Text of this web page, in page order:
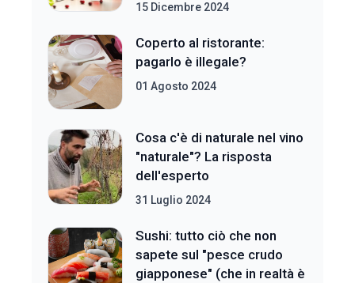
15 Dicembre 2024
Coperto al ristorante:
pagarlo è illegale?
01 Agosto 2024
Cosa c'è di naturale nel vino
"naturale"? La risposta
dell'esperto
31 Luglio 2024
Sushi: tutto ciò che non
sapete sul "pesce crudo
giapponese" (che in realtà è